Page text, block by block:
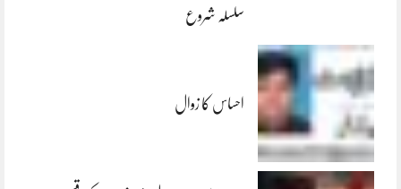
سلسلہ شروع
احساس کا زوال